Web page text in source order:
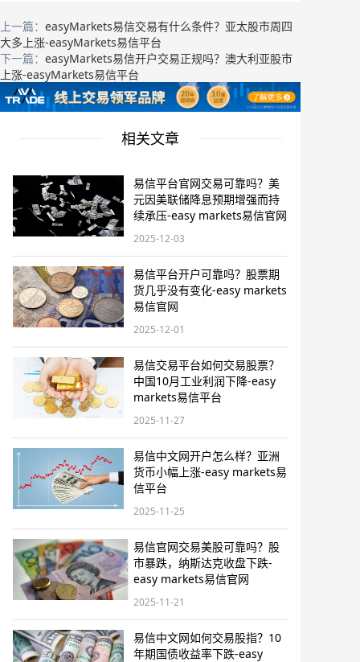
上一篇： easyMarkets易信交易有什么条件？亚太股市周四
大多上涨-easyMarkets易信平台
下一篇： easyMarkets易信开户交易正规吗？澳大利亚股市
上涨-easyMarkets易信平台
相关文章
易信平台官网交易可靠吗？美
元因美联储降息预期增强而持
续承压-easy markets易信官网
2025-12-03
易信平台开户可靠吗？股票期
货几乎没有变化-easy markets
易信官网
2025-12-01
易信交易平台如何交易股票？
中国10月工业利润下降-easy
markets易信平台
2025-11-27
易信中文网开户怎么样？亚洲
货币小幅上涨-easy markets易
信平台
2025-11-25
易信官网交易美股可靠吗？股
市暴跌，纳斯达克收盘下跌-
easy markets易信官网
2025-11-21
易信中文网如何交易股指？10
年期国债收益率下跌-easy